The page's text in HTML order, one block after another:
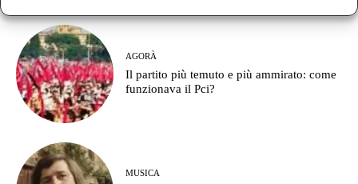
AGORÀ
Il partito più temuto e più ammirato: come
funzionava il Pci?
MUSICA